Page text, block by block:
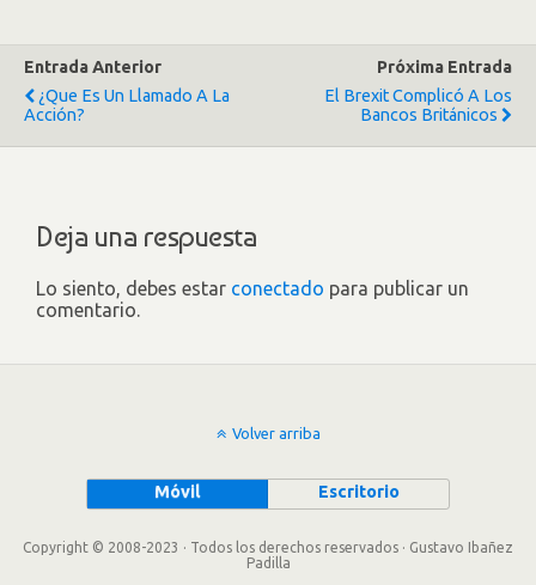
Entrada Anterior
¿Que Es Un Llamado A La
Acción?
Próxima Entrada
El Brexit Complicó A Los
Bancos Británicos
Deja una respuesta
Lo siento, debes estar conectado para publicar un
comentario.
Volver arriba
Móvil Escritorio
Copyright © 2008-2023 · Todos los derechos reservados · Gustavo Ibañez
Padilla